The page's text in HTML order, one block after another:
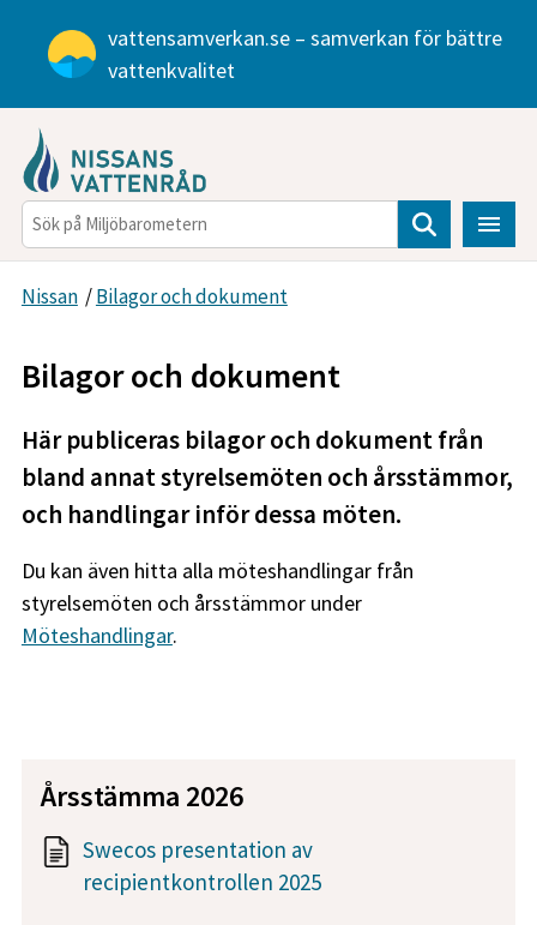
vattensamverkan.se – samverkan för bättre
vattenkvalitet
Sök
Nissan /Bilagor och dokument
Bilagor och dokument
Här publiceras bilagor och dokument från
bland annat styrelsemöten och årsstämmor,
och handlingar inför dessa möten.
Du kan även hitta alla möteshandlingar från
styrelsemöten och årsstämmor under
Möteshandlingar.
Årsstämma 2026
Swecos presentation av
recipientkontrollen 2025